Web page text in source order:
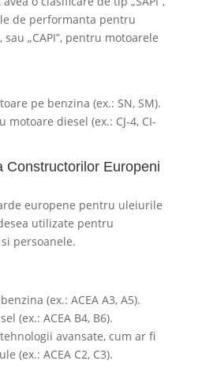
de performanta pentru
„CAPI”, pentru motoarele
pe benzina (ex.: SN, SM).
motoare diesel (ex.: CJ-4, CI-
Constructorilor Europeni
europene pentru uleiurile
utilizate pentru
persoanele.
(ex.: ACEA A3, A5).
(ex.: ACEA B4, B6).
avansate, cum ar fi
(ex.: ACEA C2, C3).